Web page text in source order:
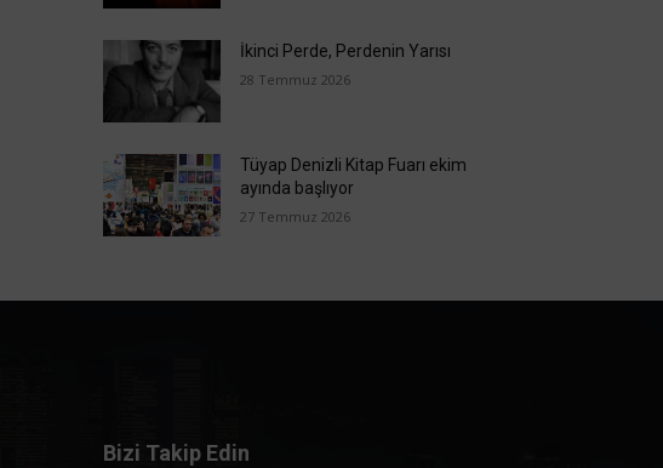
İkinci Perde, Perdenin Yarısı
28 Temmuz 2026
Tüyap Denizli Kitap Fuarı ekim
ayında başlıyor
27 Temmuz 2026
Bizi Takip Edin